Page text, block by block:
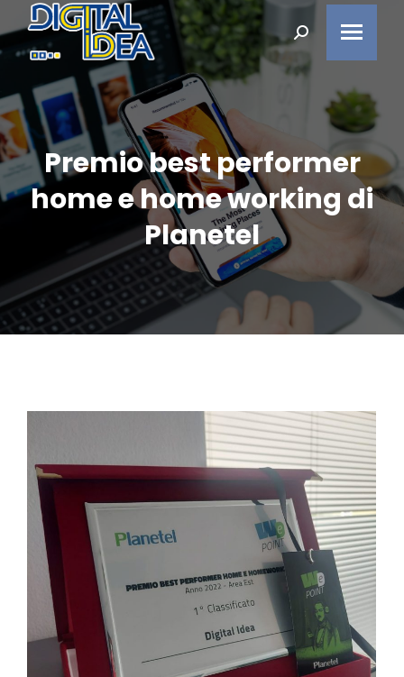
Search:
Premio best performer
home e home working di
Planetel
You are here: